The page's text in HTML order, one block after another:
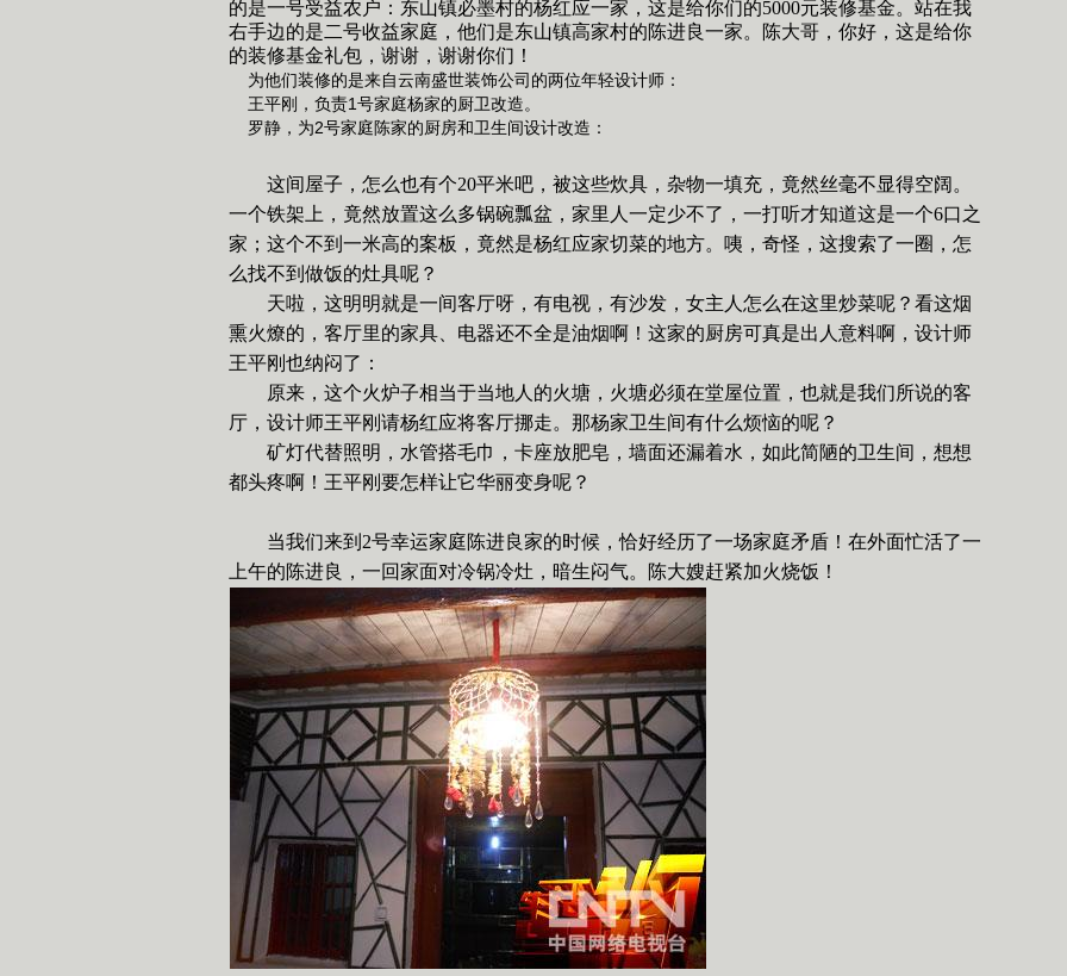
的是一号受益农户：东山镇必墨村的杨红应一家，这是给你们的5000元装修基金。站在我
右手边的是二号收益家庭，他们是东山镇高家村的陈进良一家。陈大哥，你好，这是给你
的装修基金礼包，谢谢，谢谢你们！
为他们装修的是来自云南盛世装饰公司的两位年轻设计师：
王平刚，负责1号家庭杨家的厨卫改造。
罗静，为2号家庭陈家的厨房和卫生间设计改造：
这间屋子，怎么也有个20平米吧，被这些炊具，杂物一填充，竟然丝毫不显得空阔。
一个铁架上，竟然放置这么多锅碗瓢盆，家里人一定少不了，一打听才知道这是一个6口之
家；这个不到一米高的案板，竟然是杨红应家切菜的地方。咦，奇怪，这搜索了一圈，怎
么找不到做饭的灶具呢？
天啦，这明明就是一间客厅呀，有电视，有沙发，女主人怎么在这里炒菜呢？看这烟
熏火燎的，客厅里的家具、电器还不全是油烟啊！这家的厨房可真是出人意料啊，设计师
王平刚也纳闷了：
原来，这个火炉子相当于当地人的火塘，火塘必须在堂屋位置，也就是我们所说的客
厅，设计师王平刚请杨红应将客厅挪走。那杨家卫生间有什么烦恼的呢？
矿灯代替照明，水管搭毛巾，卡座放肥皂，墙面还漏着水，如此简陋的卫生间，想想
都头疼啊！王平刚要怎样让它华丽变身呢？
当我们来到 2号幸运家庭陈进良家的时候，恰好经历了一场家庭矛盾！在外面忙活了一
上午的陈进良，一回家面对冷锅冷灶，暗生闷气。陈大嫂赶紧加火烧饭！